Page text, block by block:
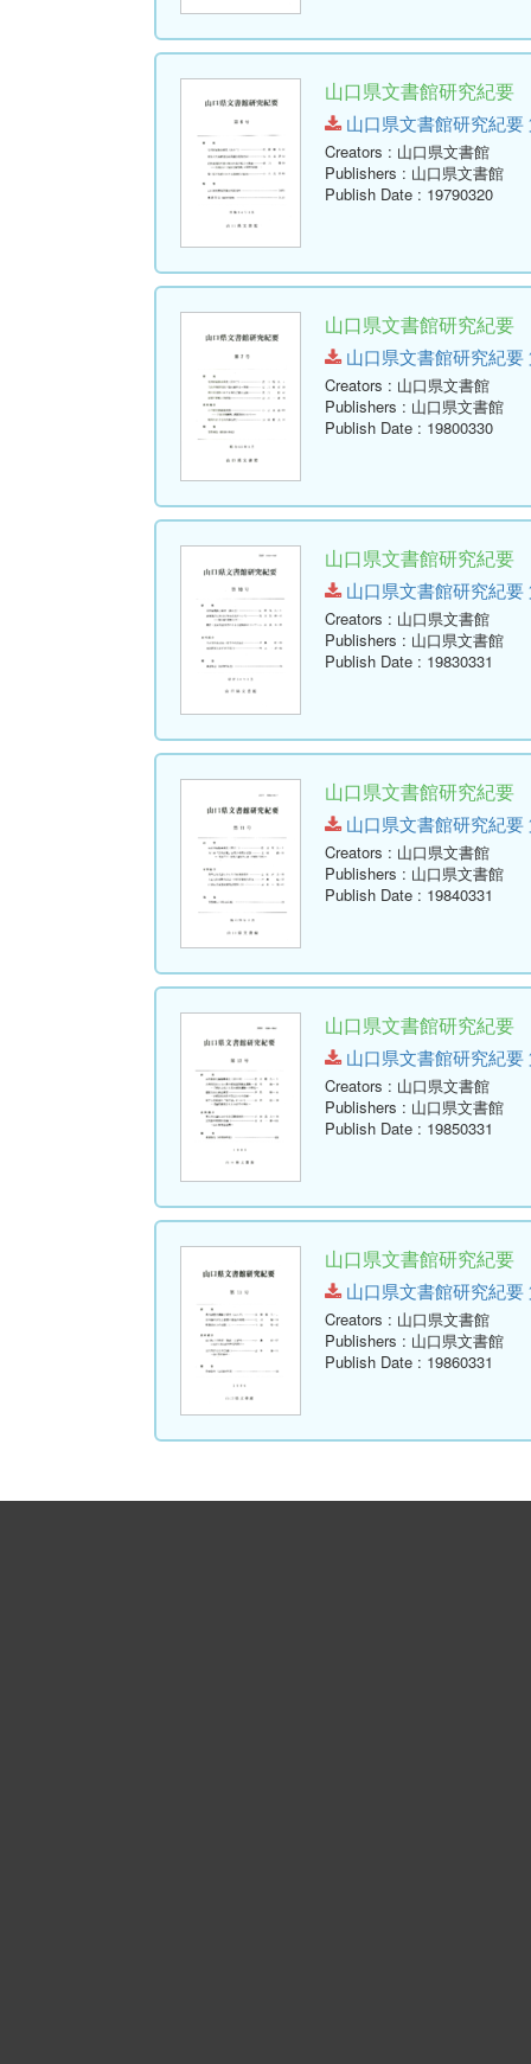
山口県文書館研究紀要
山口県文書館研究紀要
Creators : 山口県文書館
Publishers : 山口県文書館
Publish Date : 19790320
山口県文書館研究紀要
山口県文書館研究紀要
Creators : 山口県文書館
Publishers : 山口県文書館
Publish Date : 19800330
山口県文書館研究紀要
山口県文書館研究紀要
Creators : 山口県文書館
Publishers : 山口県文書館
Publish Date : 19830331
山口県文書館研究紀要
山口県文書館研究紀要
Creators : 山口県文書館
Publishers : 山口県文書館
Publish Date : 19840331
山口県文書館研究紀要
山口県文書館研究紀要
Creators : 山口県文書館
Publishers : 山口県文書館
Publish Date : 19850331
山口県文書館研究紀要
山口県文書館研究紀要
Creators : 山口県文書館
Publishers : 山口県文書館
Publish Date : 19860331